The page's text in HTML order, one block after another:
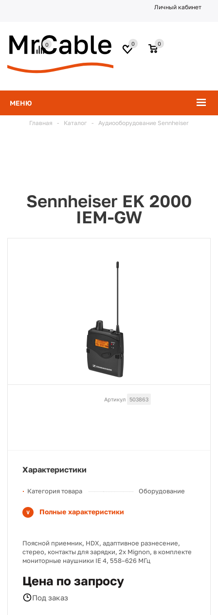
Личный кабинет
МЕНЮ
0
0
0
Главная - Каталог - Аудиооборудование Sennheiser
Sennheiser EK 2000
IEM-GW
Артикул 503863
Характеристики
Категория товара Оборудование
Полные характеристики
Поясной приемник, HDX, адаптивное разнесение,
стерео, контакты для зарядки, 2x Mignon, в комплекте
мониторные наушники IE 4, 558–626 МГц
Цена по запросу
Под заказ